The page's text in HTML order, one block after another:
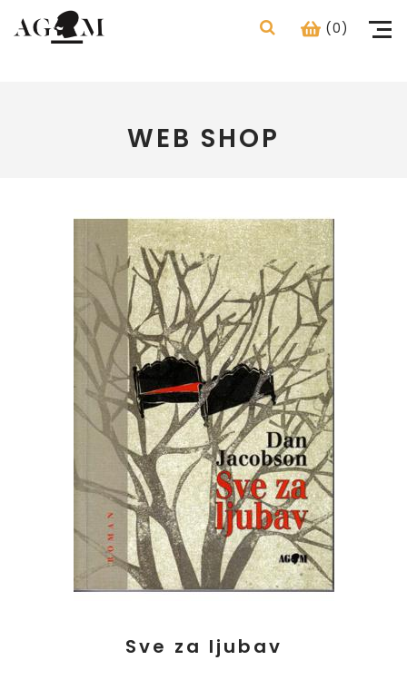
(0)
WEB SHOP
Sve za ljubav